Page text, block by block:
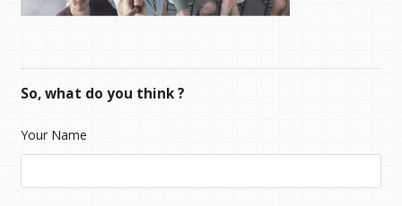
So, what do you think ?
Your Name